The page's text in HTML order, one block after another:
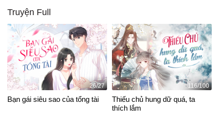
Truyện Full
26/27
Bạn gái siêu sao của tổng tài
116/100
Thiếu chủ hung dữ quá, ta
thích lắm